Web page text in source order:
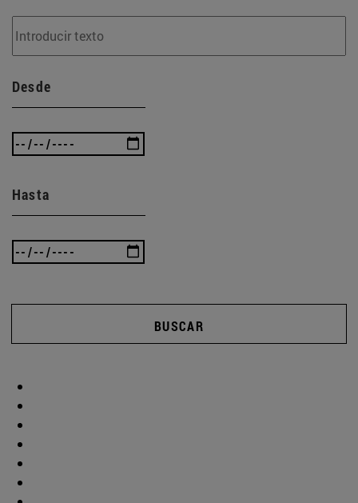
Desde
Hasta
BUSCAR